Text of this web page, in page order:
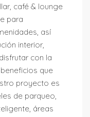
café & lounge
para
así
interior,
con la
que
proyecto es
de parqueo,
áreas